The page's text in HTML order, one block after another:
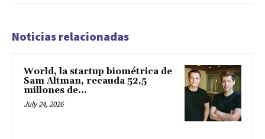
Noticias relacionadas
World, la startup biométrica de
Sam Altman, recauda 52,5
millones de...
July 24, 2026